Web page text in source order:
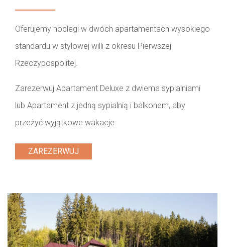
Oferujemy noclegi w dwóch apartamentach wysokiego
standardu w stylowej willi z okresu Pierwszej
Rzeczypospolitej.
Zarezerwuj Apartament Deluxe z dwiema sypialniami
lub Apartament z jedną sypialnią i balkonem, aby
przeżyć wyjątkowe wakacje.
ZAREZERWUJ